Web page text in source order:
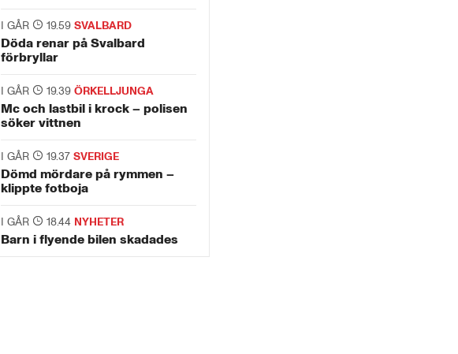
I GÅR 19.59SVALBARD
Döda renar på Svalbard
förbryllar
I GÅR 19.39ÖRKELLJUNGA
Mc och lastbil i krock – polisen
söker vittnen
I GÅR 19.37SVERIGE
Dömd mördare på rymmen –
klippte fotboja
I GÅR 18.44 NYHETER
Barn i flyende bilen skadades